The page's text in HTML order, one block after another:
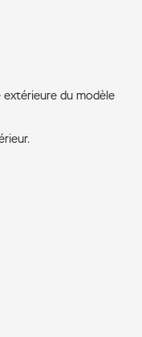
extérieure du modèle